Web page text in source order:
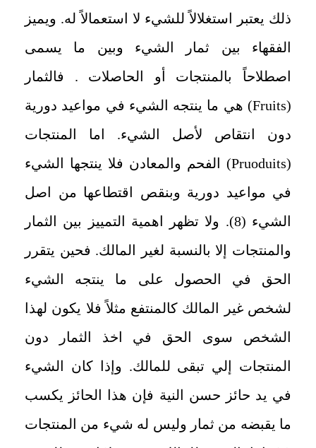
ذلك يعتبر استغلالاً للشيء لا استعمالاً له. ويميز
الفقهاء بين ثمار الشيء وبين ما يسمى
اصطلاحاً بالمنتجات أو الحاصلات . فالثمار
(
Fruits) هي ما ينتجه الشيء في مواعيد دورية
دون انتقاص لأصل الشيء. اما المنتجات
(
Pruoduits) الفحم والمعادن فلا ينتجها الشيء
في مواعيد دورية وبنقص اقتطاعها من اصل
الشيء (8). ولا تظهر اهمية التمييز بين الثمار
والمنتجات إلا بالنسبة لغير المالك. فحين يتقرر
الحق في الحصول على ما ينتجه الشيء
لشخص غير المالك كالمنتفع مثلاً فلا يكون لهذا
الشخص سوى الحق في اخذ الثمار دون
المنتجات إلي تبقى للمالك. وإذا كان الشيء
في يد حائز حسن النية فإن هذا الحائز يكسب
ما يقبضه من ثمار وليس له شيء من المنتجات